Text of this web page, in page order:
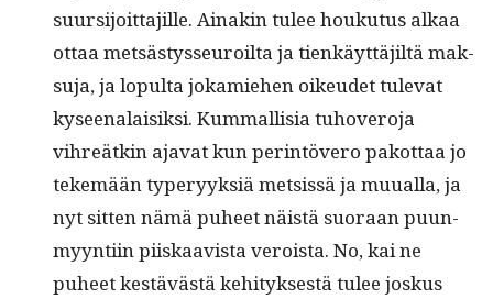
suur­si­joit­ta­jille. Ainakin tulee houku­tus alkaa
ottaa met­sästysseu­roil­ta ja tienkäyt­täjiltä mak­
su­ja, ja lop­ul­ta jokamiehen oikeudet tule­vat
kyseenalaisik­si. Kum­mallisia tuhovero­ja
vihreätkin aja­vat kun per­in­tövero pakot­taa jo
tekemään type­r­yyk­siä met­sis­sä ja muual­la, ja
nyt sit­ten nämä puheet näistä suo­raan puun­
myyn­ti­in piiskaav­ista veroista. No, kai ne
puheet kestävästä kehi­tyk­ses­tä tulee joskus